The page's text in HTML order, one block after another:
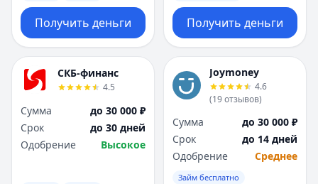
Получить деньги Получить деньги
СКБ-финанс
4.5
Сумма
до 30 000 ₽
Срок
до 30 дней
Одобрение
Высокое
Joymoney
4.6
(19отзывов)
Сумма
до 30 000 ₽
Срок
до 14 дней
Одобрение
Среднее
Займ бесплатно